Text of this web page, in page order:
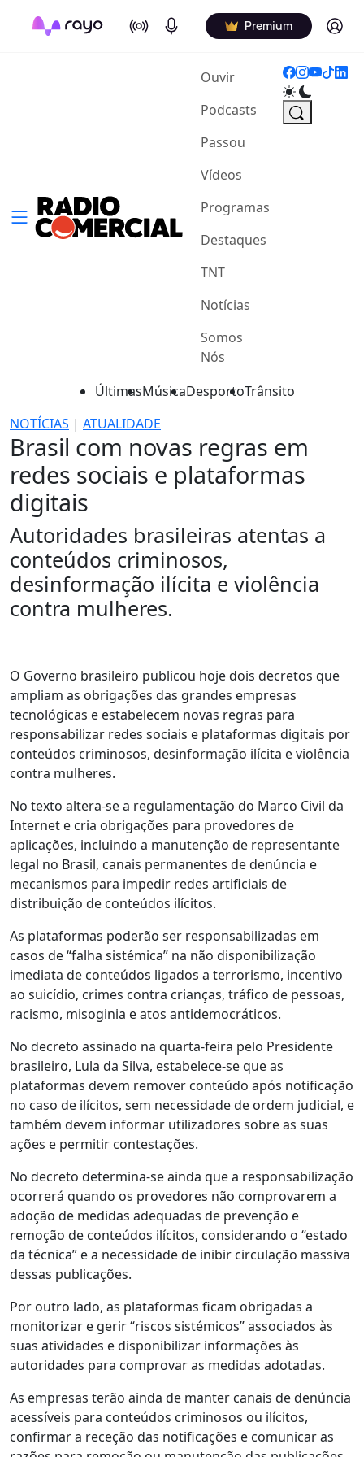
On Air Podcasts Premium Log in
Ouvir(current)
Podcasts
Passou
Vídeos
Programas
Destaques
TNT
Notícias
Somos
Nós
ÚltimasMúsicaDesportoTrânsito
NOTÍCIAS | ATUALIDADE
Brasil com novas regras em
redes sociais e plataformas
digitais
Autoridades brasileiras atentas a
conteúdos criminosos,
desinformação ilícita e violência
contra mulheres.
O Governo brasileiro publicou hoje dois decretos que
ampliam as obrigações das grandes empresas
tecnológicas e estabelecem novas regras para
responsabilizar redes sociais e plataformas digitais por
conteúdos criminosos, desinformação ilícita e violência
contra mulheres.
No texto altera-se a regulamentação do Marco Civil da
Internet e cria obrigações para provedores de
aplicações, incluindo a manutenção de representante
legal no Brasil, canais permanentes de denúncia e
mecanismos para impedir redes artificiais de
distribuição de conteúdos ilícitos.
As plataformas poderão ser responsabilizadas em
casos de “falha sistémica” na não disponibilização
imediata de conteúdos ligados a terrorismo, incentivo
ao suicídio, crimes contra crianças, tráfico de pessoas,
racismo, misoginia e atos antidemocráticos.
No decreto assinado na quarta-feira pelo Presidente
brasileiro, Lula da Silva, estabelece-se que as
plataformas devem remover conteúdo após notificação
no caso de ilícitos, sem necessidade de ordem judicial, e
também devem informar utilizadores sobre as suas
ações e permitir contestações.
No decreto determina-se ainda que a responsabilização
ocorrerá quando os provedores não comprovarem a
adoção de medidas adequadas de prevenção e
remoção de conteúdos ilícitos, considerando o “estado
da técnica” e a necessidade de inibir circulação massiva
dessas publicações.
Por outro lado, as plataformas ficam obrigadas a
monitorizar e gerir “riscos sistémicos” associados às
suas atividades e disponibilizar informações às
autoridades para comprovar as medidas adotadas.
As empresas terão ainda de manter canais de denúncia
acessíveis para conteúdos criminosos ou ilícitos,
confirmar a receção das notificações e comunicar as